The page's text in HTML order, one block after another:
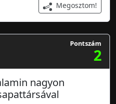
Megosztom!
Pontszám
2
nagyon